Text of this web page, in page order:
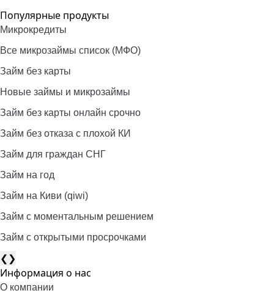
Популярные продукты
Микрокредиты
Все микрозаймы список (МФО)
Займ без карты
Новые займы и микрозаймы
Займ без карты онлайн срочно
Займ без отказа с плохой КИ
Займ для граждан СНГ
Займ на год
Займ на Киви (qiwi)
Займ c моментальным решением
Займ с открытыми просрочками
❮❯
Информация о нас
О компании